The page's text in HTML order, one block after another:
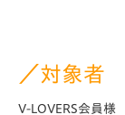
／対象者
V-LOVERS会員様